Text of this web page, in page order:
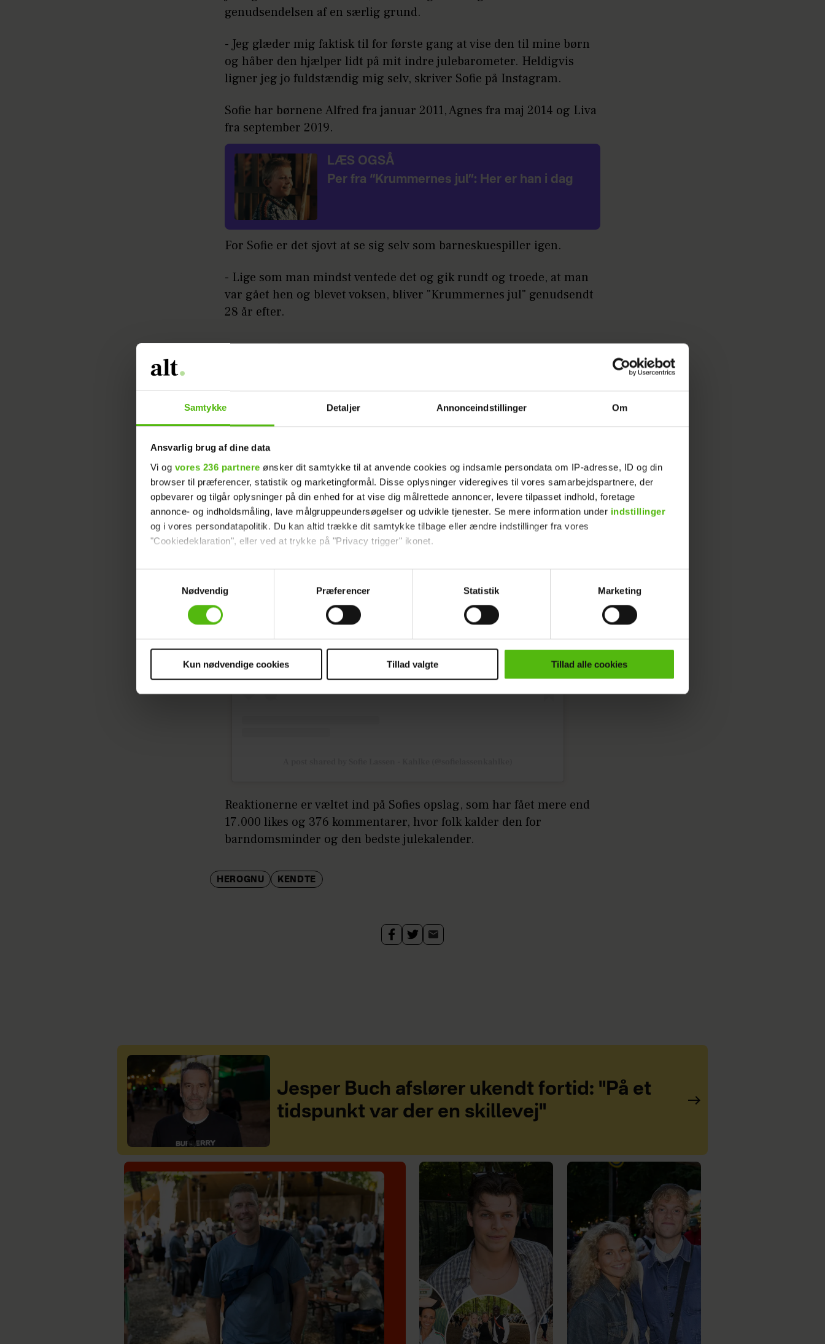
Samtykke Detaljer Annonceindstillinger Om
Ansvarlig brug af dine data
Vi og vores 236 partnere ønsker dit samtykke til at anvende cookies og indsamle persondata om IP-adresse, ID og din
browser til præferencer, statistik og marketingformål. Disse oplysninger videregives til vores samarbejdspartnere, der
opbevarer og tilgår oplysninger på din enhed for at vise dig målrettede annoncer, levere tilpasset indhold, foretage
annonce- og indholdsmåling, lave målgruppeundersøgelser og udvikle tjenester. Se mere information under indstillinger
og i vores persondatapolitik. Du kan altid trække dit samtykke tilbage eller ændre indstillinger fra vores
"Cookiedeklaration", eller ved at trykke på "Privacy trigger" ikonet.
Dine valg anvendes på hele websitet.
Vi ønsker dit samtykke til at indsamle og bruge data for at kunne levere og finansiere relevant journalistisk indhold til dig.
Vi anvender egne cookies og cookies fra tredjeparter til at at optimere dit besøg på vores hjemmeside. Vi indsamler data
sociale medier.
Nødvendig
Præferencer Statistik Marketing
Kun nødvendige cookies Tillad valgte Tillad alle cookies
genudsendelsen af en særlig grund.
- Jeg glæder mig faktisk til for første gang at vise den til mine børn
og håber den hjælper lidt på mit indre julebarometer. Heldigvis
ligner jeg jo fuldstændig mig selv, skriver Sofie på Instagram.
Sofie har børnene Alfred fra januar 2011, Agnes fra maj 2014 og Liva
fra september 2019.
LÆS OGSÅ
Per fra “Krummernes jul”: Her er han i dag
For Sofie er det sjovt at se sig selv som barneskuespiller igen.
- Lige som man mindst ventede det og gik rundt og troede, at man
var gået hen og blevet voksen, bliver "Krummernes jul" genudsendt
28 år efter.
Reaktionerne er væltet ind på Sofies opslag, som har fået mere end
17.000 likes og 376 kommentarer, hvor folk kalder den for
barndomsminder og den bedste julekalender.
HEROGNU KENDTE
Jesper Buch afslører ukendt fortid: "På et
tidspunkt var der en skillevej"